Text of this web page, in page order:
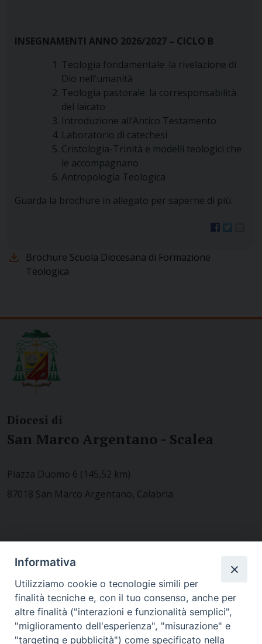
INSEGNAMENTI ANNO 2026/2027 – CICLO B
Teologia fondamentale: la rivelazione di
Dio nell’umanità
Teologia pastorale: la corresponsabilità
del laicato
Introduzione all’Antico Testamento
Laboratorio di catechesi
Cristologia-Trinità e modelli teologici che
le accompagnano
Antropologia Teologica
Guarda la brochure in allegato per saperne di più.
Brochure Scuola Diocesana di Formazione
Teologica
Diocesi di
San Marco Argentano - Scalea
Piazza Duomo 6 (145,52 km)
87018 San Marco Argentano, Calabria
MODULISTICA
Informativa
Utilizziamo cookie o tecnologie simili per
finalità tecniche e, con il tuo consenso, anche per
altre finalità ("interazioni e funzionalità semplici",
"miglioramento dell'esperienza", "misurazione" e
"targeting e pubblicità") come specificato nella